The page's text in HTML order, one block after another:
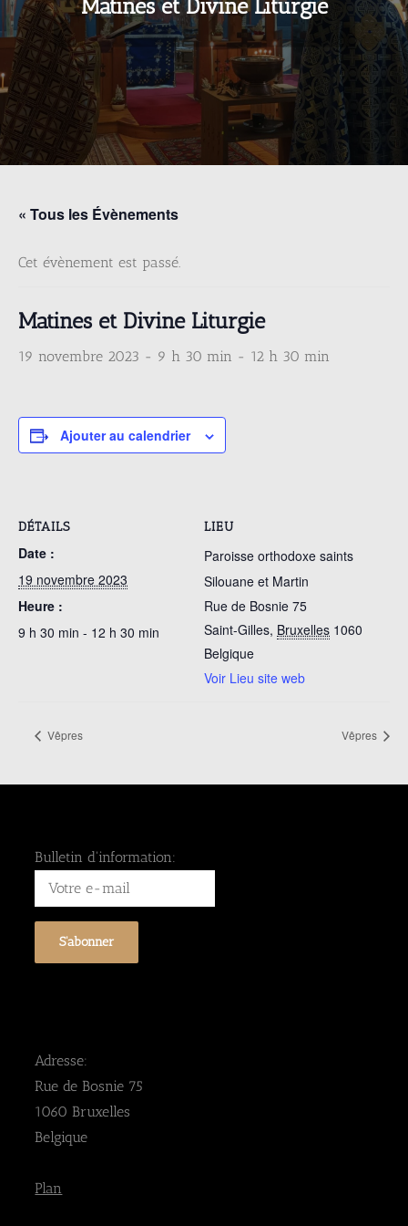
Matines et Divine Liturgie
« Tous les Évènements
Cet évènement est passé.
Matines et Divine Liturgie
19 novembre 2023 - 9 h 30 min - 12 h 30 min
Ajouter au calendrier
DÉTAILS
Date :
19 novembre 2023
Heure :
9 h 30 min - 12 h 30 min
LIEU
Paroisse orthodoxe saints
Silouane et Martin
Rue de Bosnie 75
Saint-Gilles, Bruxelles 1060
Belgique
Voir Lieu site web
Vêpres Vêpres
Bulletin d'information:
Adresse:
Rue de Bosnie 75
1060 Bruxelles
Belgique
Plan